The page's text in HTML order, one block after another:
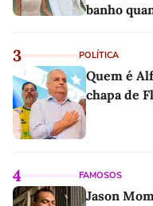
banho
3 POLÍTICA
Quem é
chapa de
4 FAMOSOS
Jason